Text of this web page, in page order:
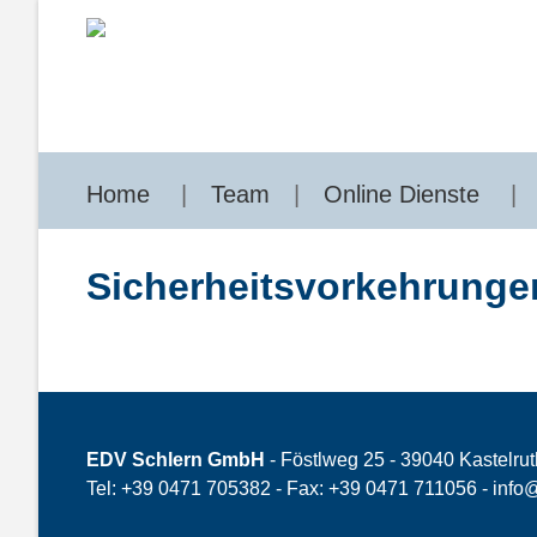
Home Team Online Dienste
EDV Schlern GmbH - Föstlweg 25 - 39040
Tel: +39 0471 705382 - Fax: +39 0471 711056 -